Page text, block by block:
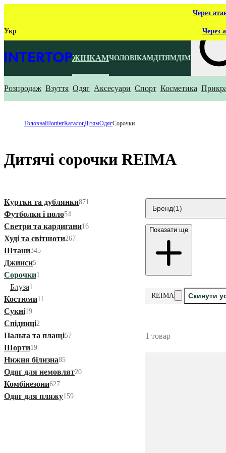
Через
Укр Через
ЖІНКАМЧОЛОВІКАМДІТЯМДІМ
Що ти
Розпродаж Взуття Одяг Аксесуари Спорт Косметика
ГоловнаШопінгКаталогДітямОдягСорочки
Дитячі сорочки REIMA
Куртки та дублянки871
Футболки і поло54
Светри та кардигани16
Худі та світшоти267
Штани345
Джинси5
Сорочки1
Блуза1
Костюми11
Сукні19
Спідниці2
Пальта та плащі57
Шорти19
Нижня білизна85
Одяг для немовлят20
Комбінезони627
Одяг для пляжу159
Бренд(1)
Показати ще
REIMA Скинути
1 товар